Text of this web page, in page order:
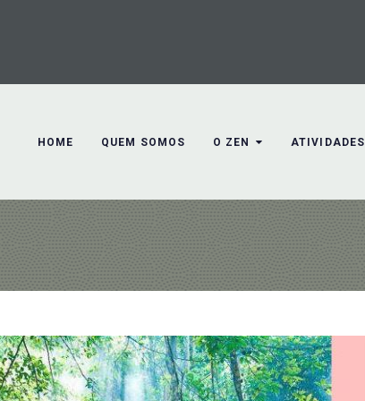
HOME QUEM SOMOS O ZEN ATIVIDADES